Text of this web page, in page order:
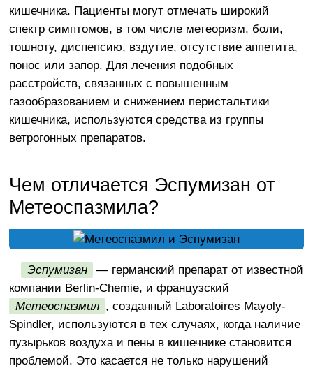
кишечника. Пациенты могут отмечать широкий
спектр симптомов, в том числе метеоризм, боли,
тошноту, диспепсию, вздутие, отсутствие аппетита,
понос или запор. Для лечения подобных
расстройств, связанных с повышенным
газообразованием и снижением перистальтики
кишечника, используются средства из группы
ветрогонных препаратов.
Чем отличается Эспумизан от
Метеоспазмила?
Эспумизан
— германский препарат от известной
компании Berlin-Chemie, и французский
Метеоспазмил , созданный Laboratoires Mayoly-
Spindler, используются в тех случаях, когда наличие
пузырьков воздуха и пены в кишечнике становится
проблемой. Это касается не только нарушений